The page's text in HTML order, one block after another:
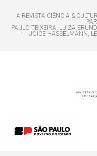
A REVISTA CIÊNCIA &
PAULO TEIXEIRA, LUIZA
JOICE HASSELMANN,